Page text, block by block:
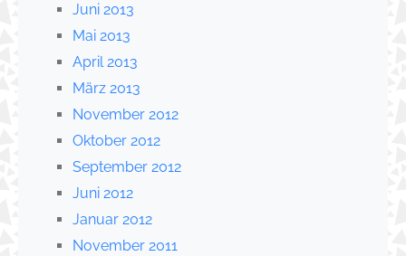
Juni 2013
Mai 2013
April 2013
März 2013
November 2012
Oktober 2012
September 2012
Juni 2012
Januar 2012
November 2011